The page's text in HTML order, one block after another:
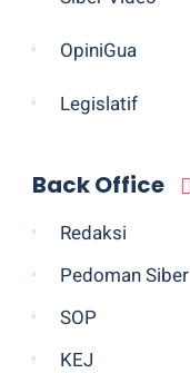
OpiniGua
Legislatif
Back Office
Redaksi
Pedoman Siber
SOP
KEJ